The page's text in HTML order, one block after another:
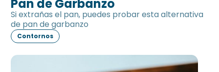
Pan de Garbanzo
Si extrañas el pan, puedes probar esta alternativa
de pan de garbanzo
Contornos
Salsa de tomate sin tomate